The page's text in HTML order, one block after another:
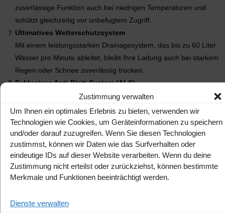
Zustimmung verwalten
Um Ihnen ein optimales Erlebnis zu bieten, verwenden wir
Technologien wie Cookies, um Geräteinformationen zu speichern
und/oder darauf zuzugreifen. Wenn Sie diesen Technologien
zustimmst, können wir Daten wie das Surfverhalten oder
eindeutige IDs auf dieser Website verarbeiten. Wenn du deine
Zustimmung nicht erteilst oder zurückziehst, können bestimmte
Merkmale und Funktionen beeinträchtigt werden.
Dienste verwalten
zuverlässige Funktion auch bei niedrigen Temperaturen und
schützt gleichzeitig vor unbefugtem Zugriff.
Ultimatives Wetterschutzsystem
Mit einem leistungsstarken Drainagesystem, das bis zu 60 Liter
Wasser pro Minute ableitet, bleibt Ihre Ladung auch bei starkem
Regen oder Schnee zuverlässig trocken.
Exklusives Anti-Blatt-System (ALS)
Als einzige Rollcover-Abdeckung auf dem Markt verfügt der
Tessera SE+ über ein Anti-Blatt-System, das Wasserabläufe frei
von Verstopfungen hält und eine optimale Entwässerung
sicherstellt.
Integrierte Silikondichtungen
Die speziell entwickelten Lamellen mit integrierten
Silikondichtungen bieten hervorragenden Schutz vor Regen und
Feuchtigkeit – für eine trockene und geschützte Ladefläche bei
Kompakter Rollokasten für maximalen Laderaum